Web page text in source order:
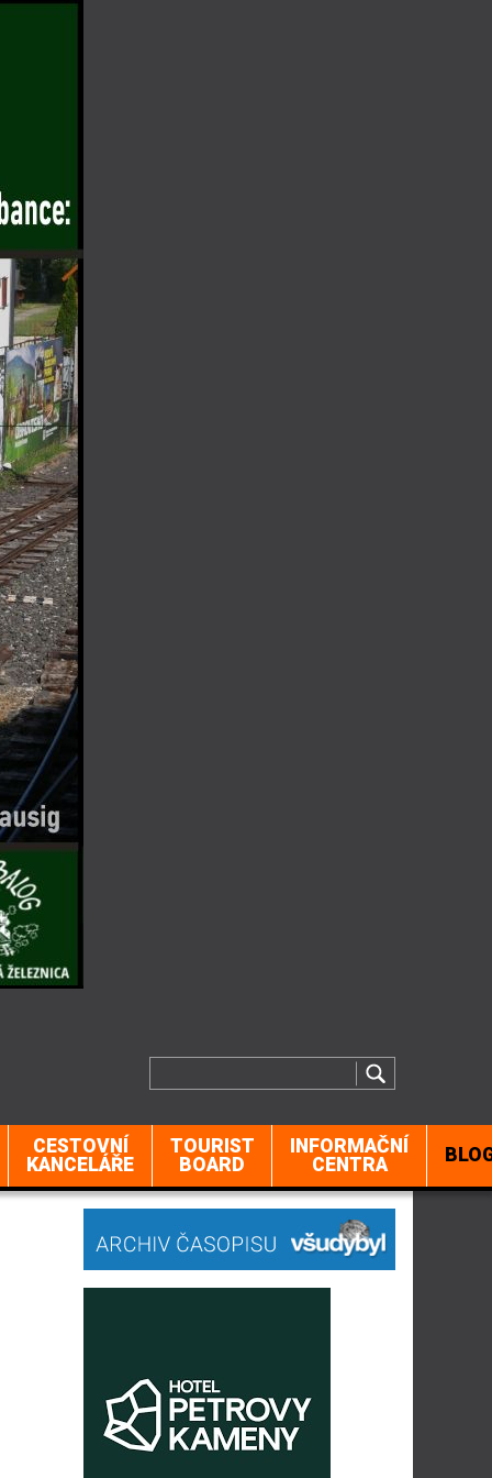
CESTOVNÍ
KANCELÁŘE
TOURIST
BOARD
INFORMAČNÍ
CENTRA